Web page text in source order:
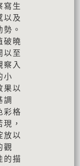
寫生
以及
。
破曉
以至
察入
小
果以
調
彩格
，
放以
觀
的描